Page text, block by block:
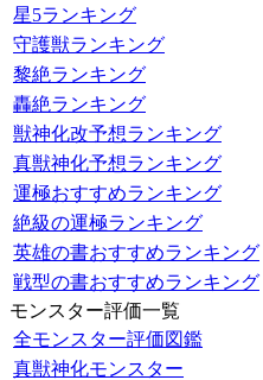
星5ランキング
守護獣ランキング
黎絶ランキング
轟絶ランキング
獣神化改予想ランキング
真獣神化予想ランキング
運極おすすめランキング
絶級の運極ランキング
英雄の書おすすめランキング
戦型の書おすすめランキング
モンスター評価一覧
全モンスター評価図鑑
真獣神化モンスター